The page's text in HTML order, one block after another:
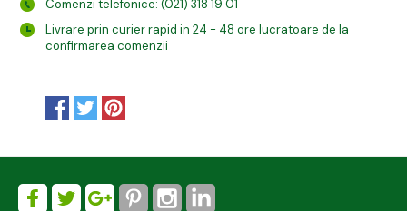
Comenzi telefonice: (021) 318 19 01
Livrare prin curier rapid in 24 - 48 ore lucratoare de la
confirmarea comenzii